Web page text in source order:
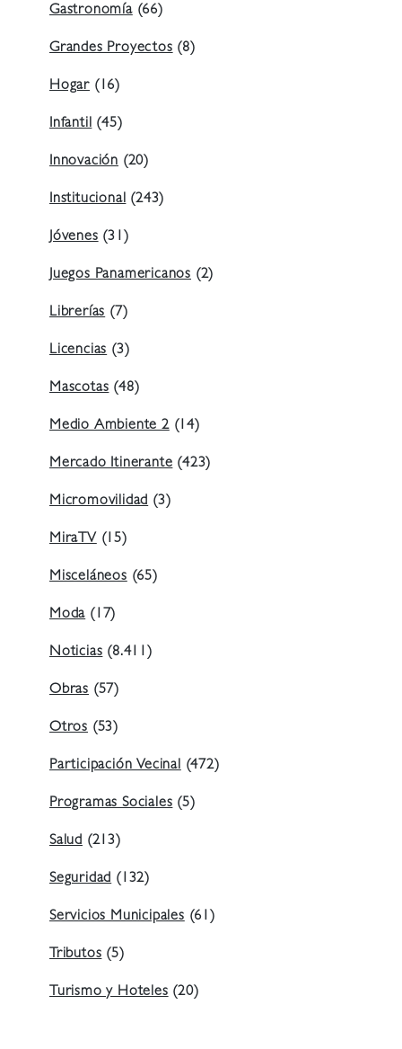
Gastronomía(66)
Grandes Proyectos (8)
Hogar (16)
Infantil (45)
Innovación (20)
Institucional (243)
Jóvenes (31)
Juegos Panamericanos (2)
Librerías (7)
Licencias (3)
Mascotas (48)
Medio Ambiente 2(14)
Mercado Itinerante (423)
Micromovilidad (3)
MiraTV (15)
Misceláneos (65)
Moda (17)
Noticias (8.411)
Obras (57)
Otros (53)
Participación Vecinal (472)
Programas Sociales (5)
Salud (213)
Seguridad (132)
Servicios Municipales (61)
Tributos (5)
Turismo y Hoteles (20)